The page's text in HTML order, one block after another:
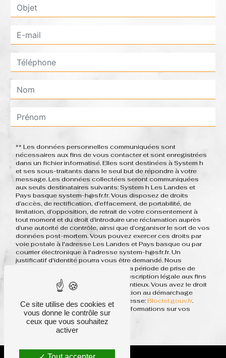
** Les données personnelles communiquées sont
nécessaires aux fins de vous contacter et sont enregistrées
dans un fichier informatisé. Elles sont destinées à System h
et ses sous-traitants dans le seul but de répondre à votre
message. Les données collectées seront communiquées
aux seuls destinataires suivants: System h Les Landes et
Pays basque system-h@sfr.fr. Vous disposez de droits
d’accès, de rectification, d’effacement, de portabilité, de
limitation, d’opposition, de retrait de votre consentement à
tout moment et du droit d’introduire une réclamation auprès
d’une autorité de contrôle, ainsi que d’organiser le sort de vos
données post-mortem. Vous pouvez exercer ces droits par
voie postale à l'adresse Les Landes et Pays basque ou par
courrier électronique à l'adresse system-h@sfr.fr. Un
justificatif d'identité pourra vous être demandé. Nous
conservons vos données pendant la période de prise de
contact puis pendant la durée de prescription légale aux fins
probatoires et de gestion des contentieux. Vous avez le droit
de vous inscrire sur la liste d'opposition au démarchage
téléphonique, disponible à cette adresse:Bloctel.gouv.fr.
Consultez le site cnil.fr pour plus d’informations sur vos
droits.
Ce site utilise des cookies et
vous donne le contrôle sur
ceux que vous souhaitez
activer